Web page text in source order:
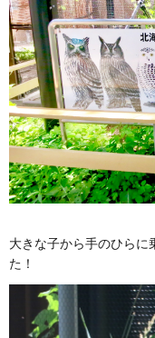
大きな子から手のひらに
た！